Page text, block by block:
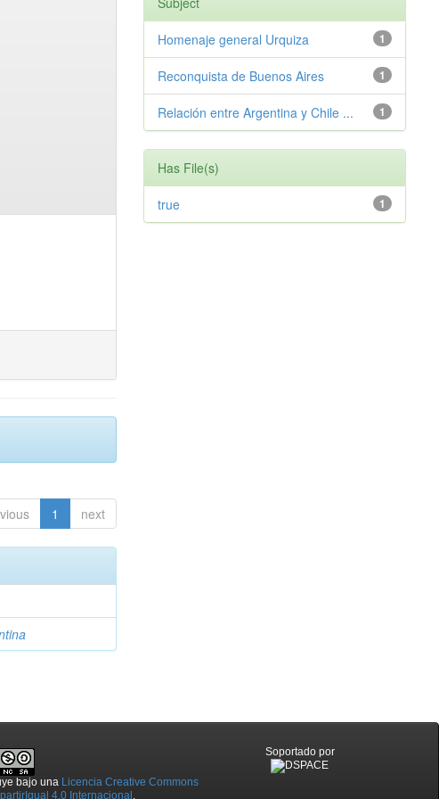
1 next
1
Homenaje general Urquiza
1
Reconquista de Buenos Aires
1
Relación entre Argentina y Chile ...
Has File(s)
1
true
bajo una Licencia Creative Commons
4.0 Internacional .
Soportado por